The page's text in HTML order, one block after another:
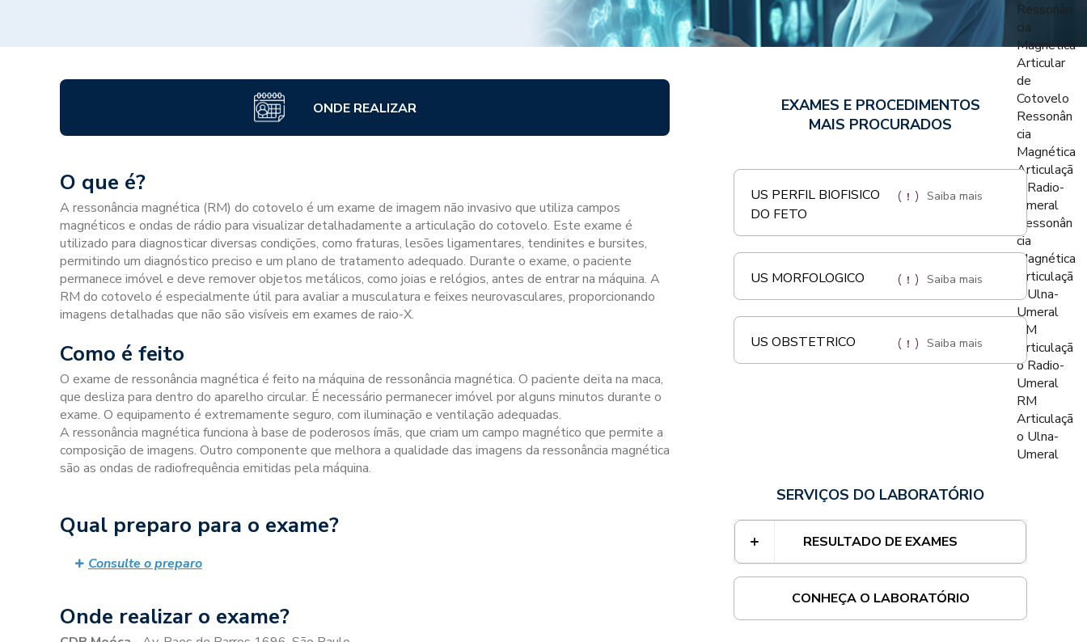
Ressonân
cia
Magnética
Articular
de
Cotovelo
Ressonân
cia
Magnética
Articulaçã
o Radio-
Umeral
Ressonân
cia
Magnética
Articulaçã
o Ulna-
Umeral
RM
Articulaçã
o Radio-
Umeral
RM
Articulaçã
o Ulna-
Umeral
ONDE REALIZAR
O que é?
A ressonância magnética (RM) do cotovelo é um exame de imagem não invasivo que utiliza campos
magnéticos e ondas de rádio para visualizar detalhadamente a articulação do cotovelo. Este exame é
utilizado para diagnosticar diversas condições, como fraturas, lesões ligamentares, tendinites e bursites,
permitindo um diagnóstico preciso e um plano de tratamento adequado. Durante o exame, o paciente
permanece imóvel e deve remover objetos metálicos, como joias e relógios, antes de entrar na máquina. A
RM do cotovelo é especialmente útil para avaliar a musculatura e feixes neurovasculares, proporcionando
imagens detalhadas que não são visíveis em exames de raio-X.
Como é feito
O exame de ressonância magnética é feito na máquina de ressonância magnética. O paciente deita na maca,
que desliza para dentro do aparelho circular. É necessário permanecer imóvel por alguns minutos durante o
exame. O equipamento é extremamente seguro, com iluminação e ventilação adequadas.
A ressonância magnética funciona à base de poderosos ímãs, que criam um campo magnético que permite a
composição de imagens. Outro componente que melhora a qualidade das imagens da ressonância magnética
são as ondas de radiofrequência emitidas pela máquina.
Qual preparo para o exame?
Consulte o preparo
Onde realizar o exame?
EXAMES E PROCEDIMENTOS
MAIS PROCURADOS
US PERFIL BIOFISICO
DO FETO
Saiba mais
US MORFOLOGICO Saiba mais
US OBSTETRICO Saiba mais
SERVIÇOS DO LABORATÓRIO
RESULTADO DE EXAMES
CONHEÇA O LABORATÓRIO